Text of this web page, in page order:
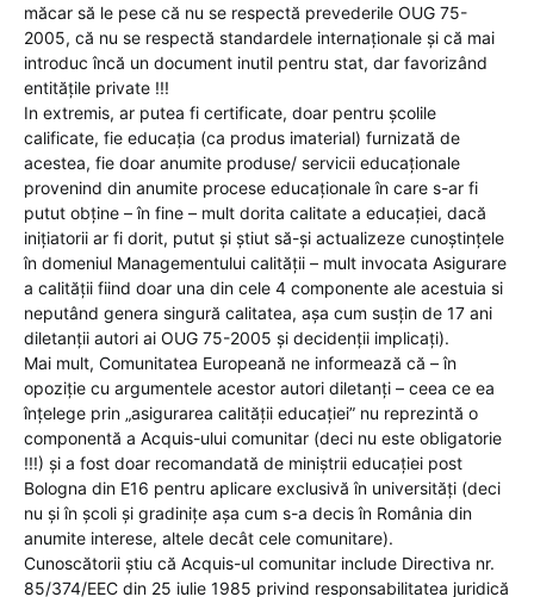
măcar să le pese că nu se respectă prevederile OUG 75-
2005, că nu se respectă standardele internaționale și că mai
introduc încă un document inutil pentru stat, dar favorizând
entitățile private !!!
In extremis, ar putea fi certificate, doar pentru școlile
calificate, fie educația (ca produs imaterial) furnizată de
acestea, fie doar anumite produse/ servicii educaționale
provenind din anumite procese educaționale în care s-ar fi
putut obține – în fine – mult dorita calitate a educației, dacă
inițiatorii ar fi dorit, putut și știut să-și actualizeze cunoștințele
în domeniul Managementului calității – mult invocata Asigurare
a calității fiind doar una din cele 4 componente ale acestuia si
neputând genera singură calitatea, așa cum susțin de 17 ani
diletanții autori ai OUG 75-2005 și decidenții implicați).
Mai mult, Comunitatea Europeană ne informează că – în
opoziție cu argumentele acestor autori diletanți – ceea ce ea
înțelege prin „asigurarea calității educației” nu reprezintă o
componentă a Acquis-ului comunitar (deci nu este obligatorie
!!!) și a fost doar recomandată de miniștrii educației post
Bologna din E16 pentru aplicare exclusivă în universități (deci
nu și în școli și gradinițe așa cum s-a decis în România din
anumite interese, altele decât cele comunitare).
Cunoscătorii știu că Acquis-ul comunitar include Directiva nr.
85/374/EEC din 25 iulie 1985 privind responsabilitatea juridică